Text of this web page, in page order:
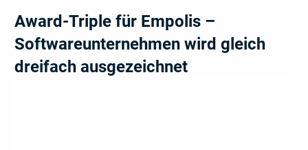
Award-Triple für Empolis –
Softwareunternehmen wird gleich
dreifach ausgezeichnet